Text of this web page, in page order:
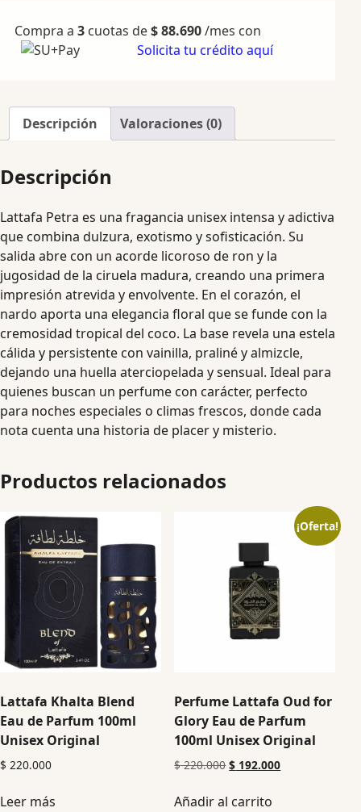
Compra a 3 cuotas de$88.690/mes con
Solicita tu crédito aquí
Descripción Valoraciones (0)
Descripción
Lattafa Petra es una fragancia unisex intensa y adictiva
que combina dulzura, exotismo y sofisticación. Su
salida abre con un acorde licoroso de ron y la
jugosidad de la ciruela madura, creando una primera
impresión atrevida y envolvente. En el corazón, el
nardo aporta una elegancia floral que se funde con la
cremosidad tropical del coco. La base revela una estela
cálida y persistente con vainilla, praliné y almizcle,
dejando una huella aterciopelada y sensual. Ideal para
quienes buscan un perfume con carácter, perfecto
para noches especiales o climas frescos, donde cada
nota cuenta una historia de placer y misterio.
Productos relacionados
Lattafa Khalta Blend
Eau de Parfum 100ml
Unisex Original
$ 220.000
Leer más
¡Oferta!
Perfume Lattafa Oud for
Glory Eau de Parfum
100ml Unisex Original
$220.000 $ 192.000
Añadir al carrito